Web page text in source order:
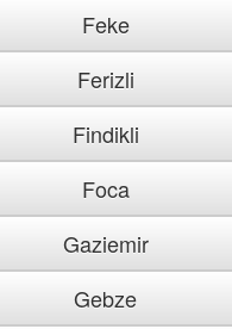
Feke
Ferizli
Findikli
Foca
Gaziemir
Gebze